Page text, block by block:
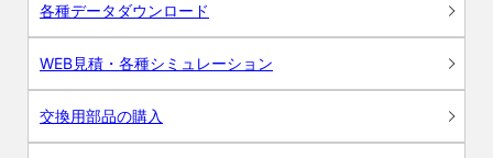
各種データダウンロード
WEB見積・各種シミュレーション
交換用部品の購入